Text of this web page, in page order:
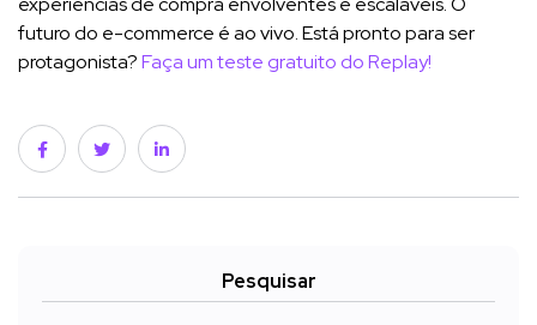
futuro do e-commerce é ao vivo. Está pronto para ser
protagonista?Faça um teste gratuito do Replay!
Pesquisar